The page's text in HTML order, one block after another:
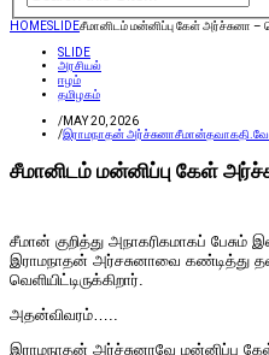
HOMESLIDEசீமானிடம் மன்னிப்பு கேள் அர்ச்சுனா
SLIDE
அரசியல்
ஈழம்
தமிழகம்
/MAY 20, 2026
/இராமநாதன் அர்ச்சுனாசீமான்தவாக
சீமானிடம் மன்னிப்பு கேள்
சீமான் குறித்து அநாகரிகமாகப் பேசும்
இராமநாதன் அர்சசுனாவை கண்டித்து
வெளியிட்டிருக்கிறார்.
அதன்விவரம்…..
இராமநாதன் அர்ச்சுனாவே மன்னிப்பு